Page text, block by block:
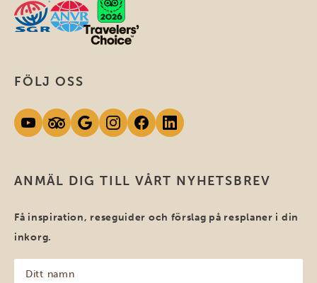
ANMÄL DIG TILL VÅRT NYHETSBREV
Få inspiration, reseguider och förslag på resplaner i din
inkorg.
namn
FÖLJ OSS